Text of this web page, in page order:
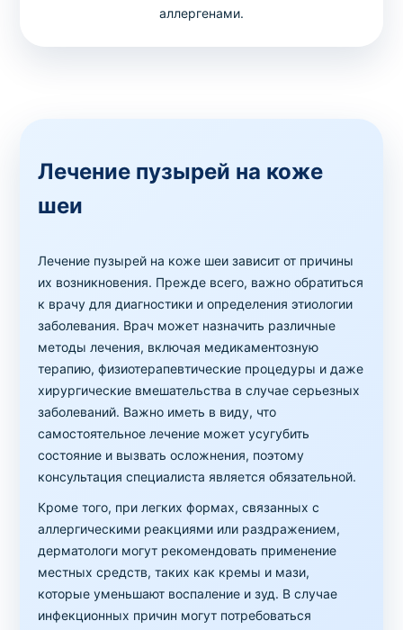
аллергенами.
Лечение пузырей на коже
шеи
Лечение пузырей на коже шеи зависит от причины
их возникновения. Прежде всего, важно обратиться
к врачу для диагностики и определения этиологии
заболевания. Врач может назначить различные
методы лечения, включая медикаментозную
терапию, физиотерапевтические процедуры и даже
хирургические вмешательства в случае серьезных
заболеваний. Важно иметь в виду, что
самостоятельное лечение может усугубить
состояние и вызвать осложнения, поэтому
консультация специалиста является обязательной.
Кроме того, при легких формах, связанных с
аллергическими реакциями или раздражением,
дерматологи могут рекомендовать применение
местных средств, таких как кремы и мази,
которые уменьшают воспаление и зуд. В случае
инфекционных причин могут потребоваться